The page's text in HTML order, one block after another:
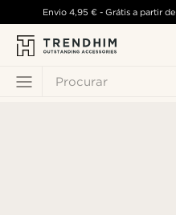
Procurar
Envio 4,95 €- Grátis a partir de